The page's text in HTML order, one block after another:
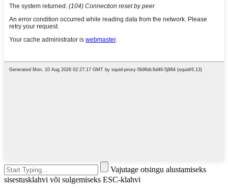
Vajutage otsingu alustamiseks
sisestusklahvi või sulgemiseks ESC-klahvi